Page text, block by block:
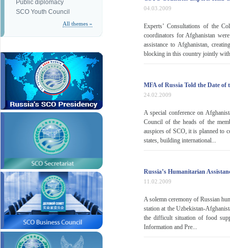
Public diplomacy
SCO Youth Council
All themes »
04.03.2009
Experts’ Consultations of the
coordinators for Afghanistan
assistance to Afghanistan,
blocking in this country jointly
MFA of Russia Told the Date of
24.02.2009
A special conference on
Council of the heads of the
auspices of SCO, it is planned to
states, building international...
Russia’s Humanitarian
11.02.2009
A solemn ceremony of Russian
station at the Uzbekistan-
the difficult situation of food
Information and Pre...